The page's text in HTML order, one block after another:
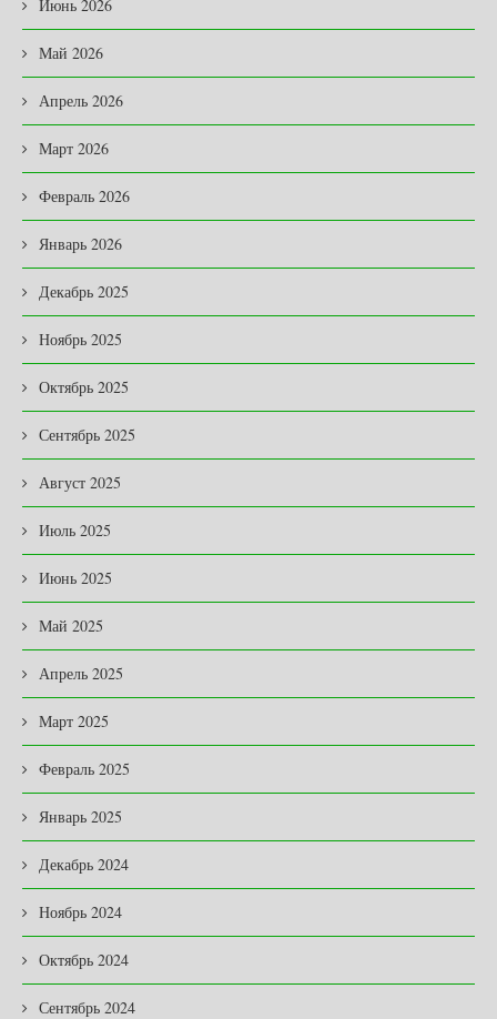
Июнь 2026
Май 2026
Апрель 2026
Март 2026
Февраль 2026
Январь 2026
Декабрь 2025
Ноябрь 2025
Октябрь 2025
Сентябрь 2025
Август 2025
Июль 2025
Июнь 2025
Май 2025
Апрель 2025
Март 2025
Февраль 2025
Январь 2025
Декабрь 2024
Ноябрь 2024
Октябрь 2024
Сентябрь 2024